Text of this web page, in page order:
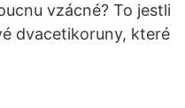
vzácné? To jestli
dvacetikoruny, které